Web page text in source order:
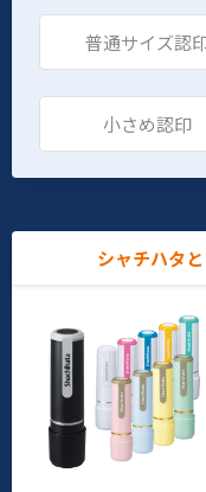
普通サイズ認
小さめ認印
シャチハタ